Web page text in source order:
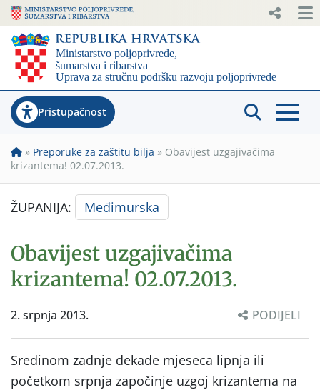
Pristupačnost
» Preporuke za zaštitu bilja » Obavijest uzgajivačima
krizantema! 02.07.2013.
ŽUPANIJA: Međimurska
Obavijest uzgajivačima
krizantema! 02.07.2013.
2. srpnja 2013. PODIJELI
Sredinom zadnje dekade mjeseca lipnja ili
početkom srpnja započinje uzgoj krizantema na